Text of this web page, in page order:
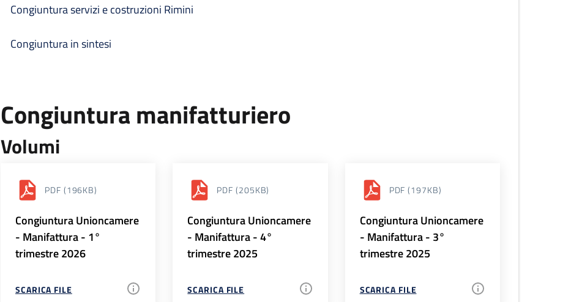
Congiuntura servizi e costruzioni Rimini
Congiuntura in sintesi
Congiuntura manifatturiero
Volumi
PDF (196KB)
Congiuntura Unioncamere
- Manifattura - 1°
trimestre 2026
SCARICA FILE
PDF (205KB)
Congiuntura Unioncamere
- Manifattura - 4°
trimestre 2025
SCARICA FILE
PDF (197KB)
Congiuntura Unioncamere
- Manifattura - 3°
trimestre 2025
SCARICA FILE